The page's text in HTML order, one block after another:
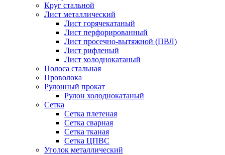
Круг стальной
Лист металлический
Лист горячекатаный
Лист перфорированный
Лист просечно-вытяжной (ПВЛ)
Лист рифленый
Лист холоднокатаный
Полоса стальная
Проволока
Рулонный прокат
Рулон холоднокатаный
Сетка
Сетка плетеная
Сетка сварная
Сетка тканая
Сетка ЦПВС
Уголок металлический